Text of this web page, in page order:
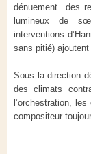
dénuement des
lumineux de
interventions
sans pitié)
Sous la direction
des climats
l’orchestration,
compositeur